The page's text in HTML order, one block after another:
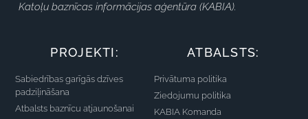
Katoļu baznīcas informācijas aģentūra (KABIA).
PROJEKTI:
Sabiedrības garīgās dzīves
padziļināšana
Atbalsts baznīcu atjaunošanai
ATBALSTS:
Privātuma politika
Ziedojumu politika
KABIA Komanda